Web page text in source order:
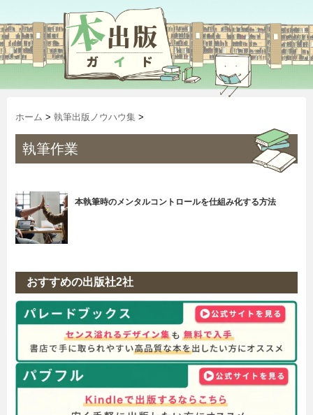
ホーム > 執筆出版ノウハウ集 >
執筆作業
本執筆時のメンタルコントロールを仕組み化する方法
おすすめの出版社2社